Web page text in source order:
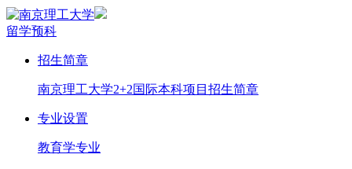
留学预科
招生简章
南京理工大学2+2国际本科项目招生简章
专业设置
教育学专业